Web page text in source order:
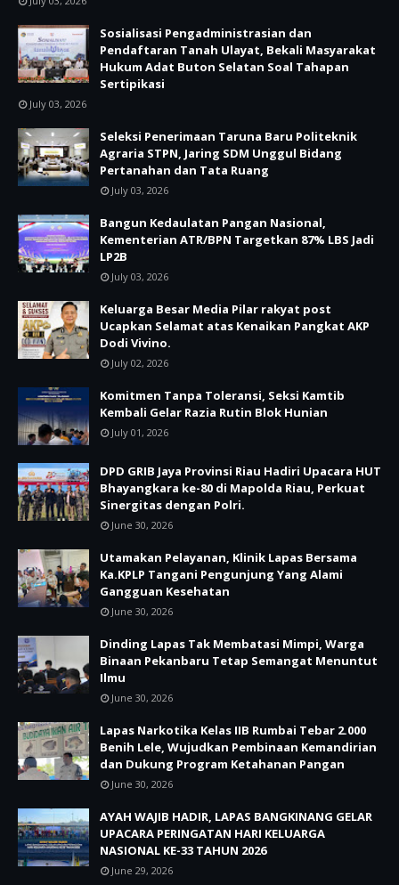
Sosialisasi Pengadministrasian dan
Pendaftaran Tanah Ulayat, Bekali Masyarakat
Hukum Adat Buton Selatan Soal Tahapan
Sertipikasi
July 03, 2026
Seleksi Penerimaan Taruna Baru Politeknik
Agraria STPN, Jaring SDM Unggul Bidang
Pertanahan dan Tata Ruang
July 03, 2026
Bangun Kedaulatan Pangan Nasional,
Kementerian ATR/BPN Targetkan 87% LBS Jadi
LP2B
July 03, 2026
Keluarga Besar Media Pilar rakyat post
Ucapkan Selamat atas Kenaikan Pangkat AKP
Dodi Vivino.
July 02, 2026
Komitmen Tanpa Toleransi, Seksi Kamtib
Kembali Gelar Razia Rutin Blok Hunian
July 01, 2026
DPD GRIB Jaya Provinsi Riau Hadiri Upacara HUT
Bhayangkara ke-80 di Mapolda Riau, Perkuat
Sinergitas dengan Polri.
June 30, 2026
Utamakan Pelayanan, Klinik Lapas Bersama
Ka.KPLP Tangani Pengunjung Yang Alami
Gangguan Kesehatan
June 30, 2026
Dinding Lapas Tak Membatasi Mimpi, Warga
Binaan Pekanbaru Tetap Semangat Menuntut
Ilmu
June 30, 2026
Lapas Narkotika Kelas IIB Rumbai Tebar 2.000
Benih Lele, Wujudkan Pembinaan Kemandirian
dan Dukung Program Ketahanan Pangan
June 30, 2026
AYAH WAJIB HADIR, LAPAS BANGKINANG GELAR
UPACARA PERINGATAN HARI KELUARGA
NASIONAL KE-33 TAHUN 2026
June 29, 2026